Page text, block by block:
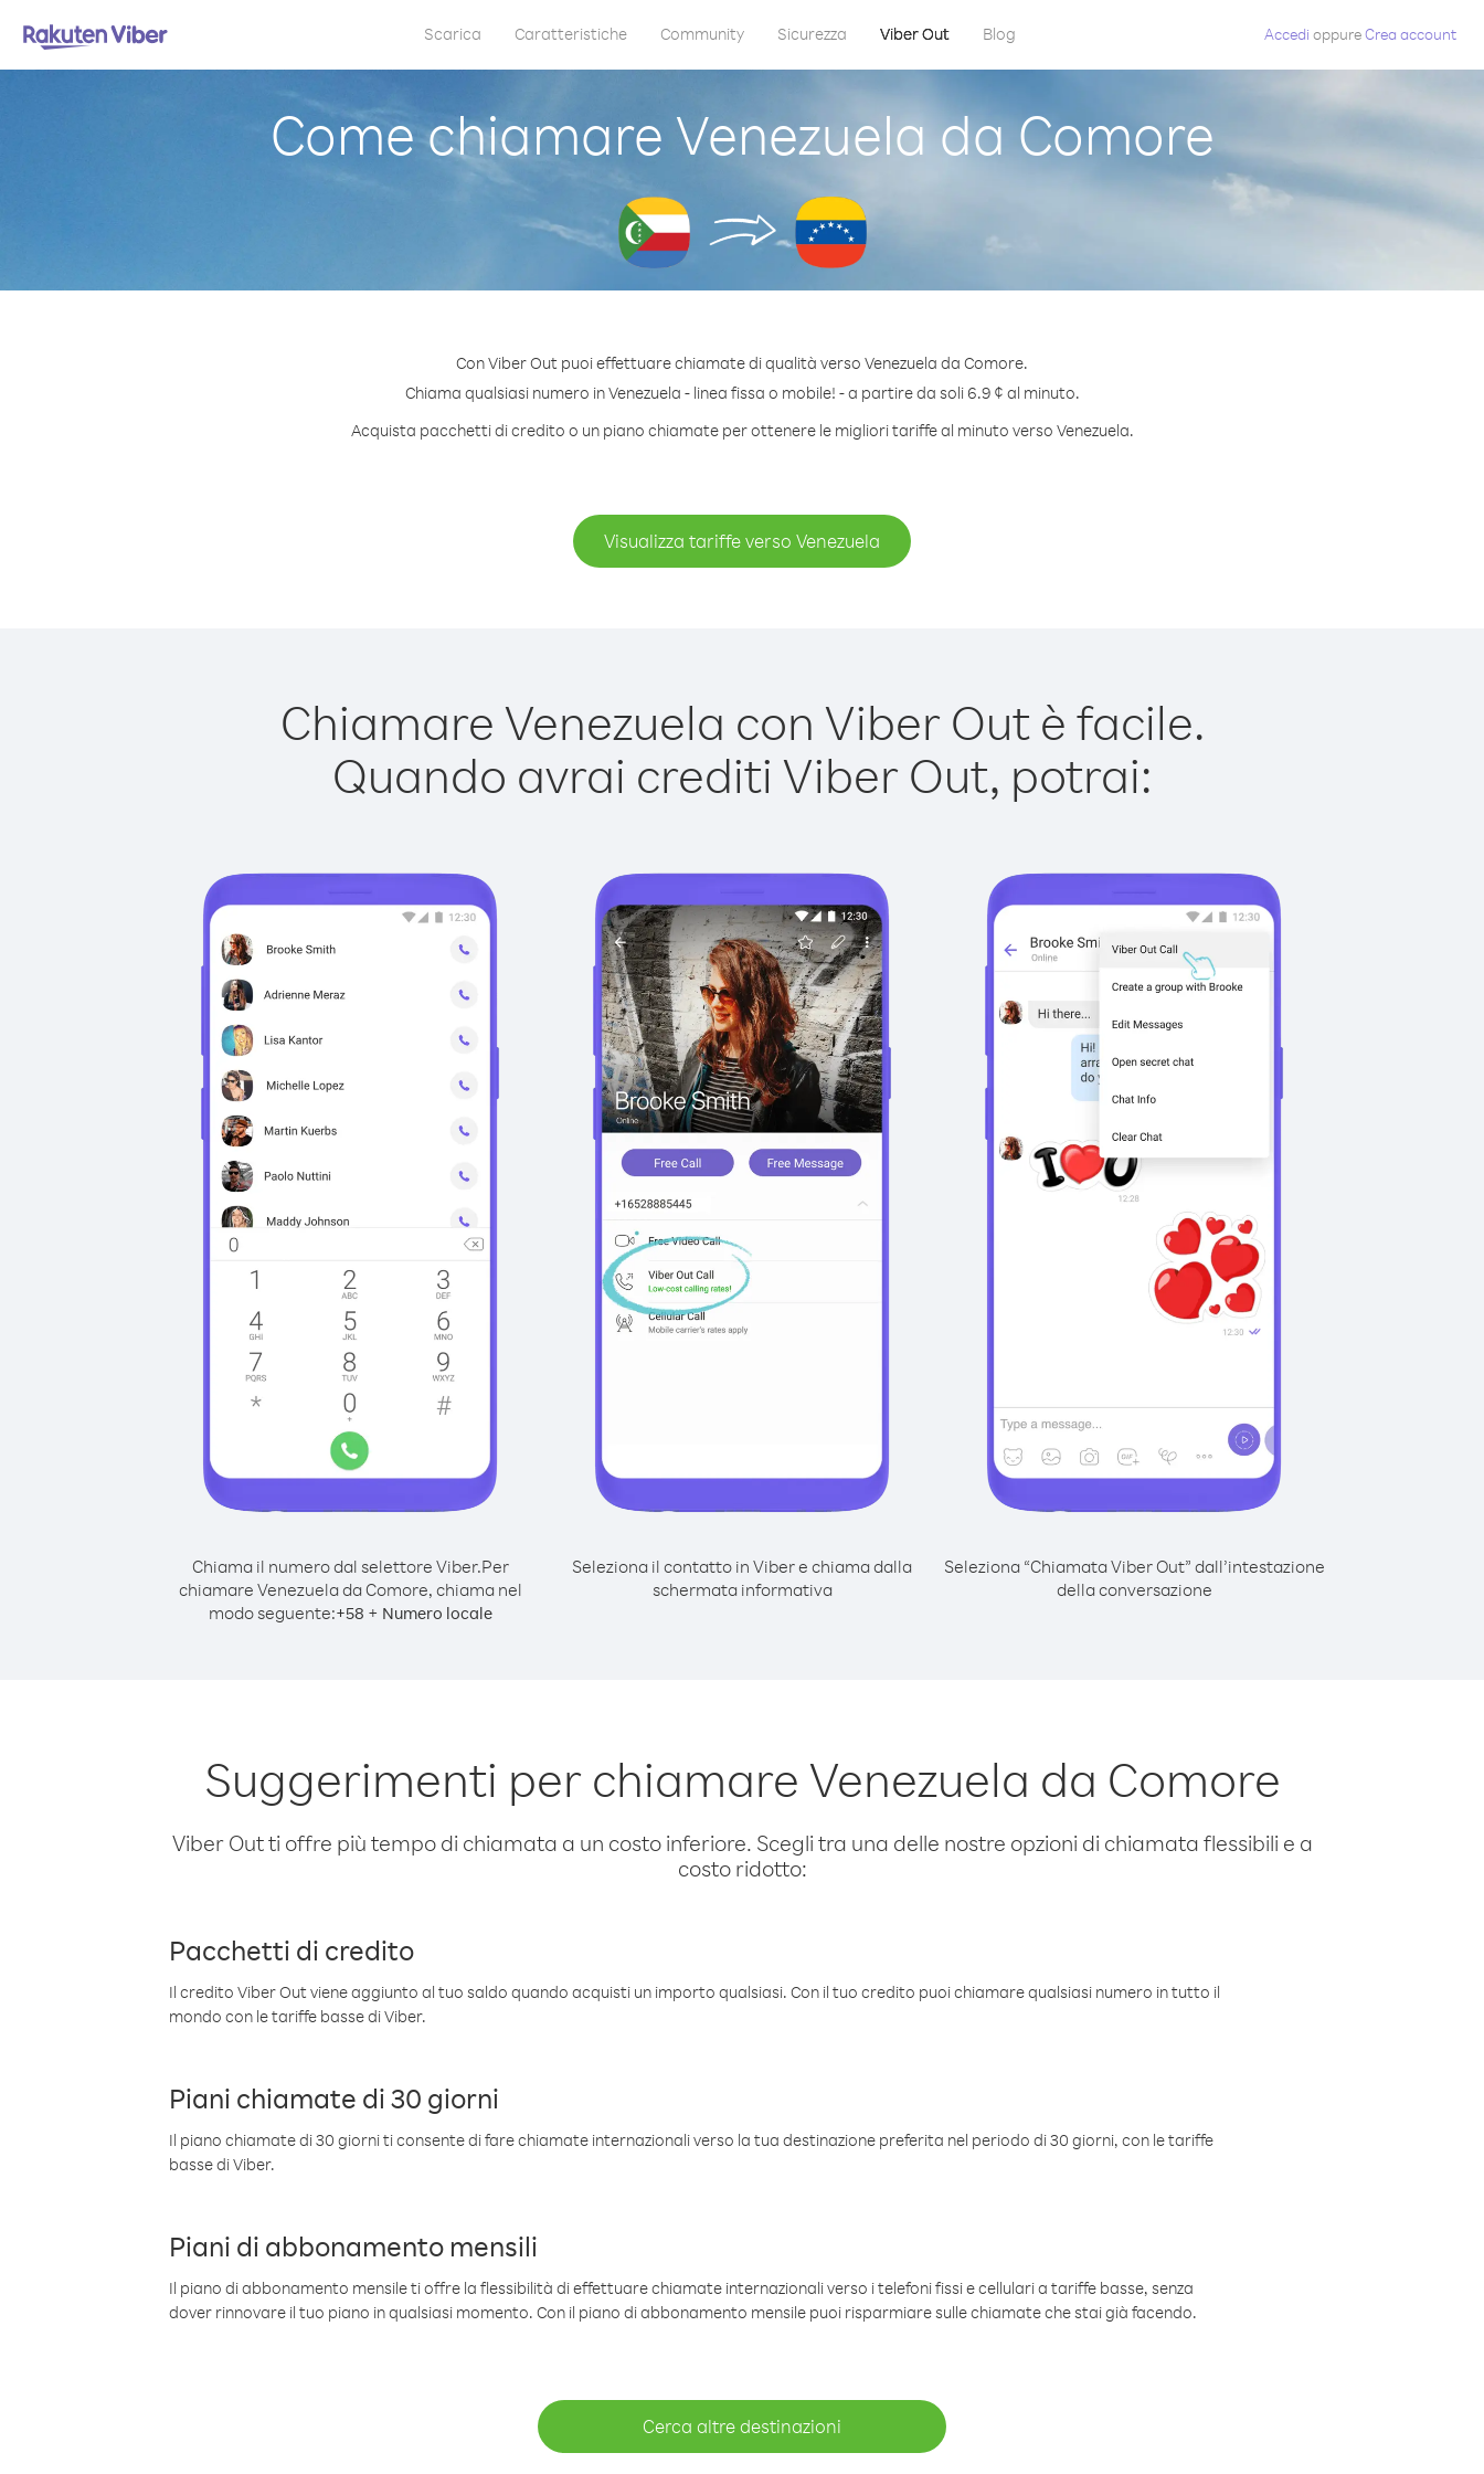
Scarica Caratteristiche Community Sicurezza Viber Out Blog Accedi oppureCrea account
Come chiamare Venezuela da Comore
Con Viber Out puoi effettuare chiamate di qualità verso Venezuela da Comore.
Chiama qualsiasi numero in Venezuela - linea fissa o mobile! - a partire da soli 6.9 ¢ al minuto.
Acquista pacchetti di credito o un piano chiamate per ottenere le migliori tariffe al minuto verso Venezuela.
Visualizza tariffe verso Venezuela
Chiamare Venezuela con Viber Out è facile.
Quando avrai crediti Viber Out, potrai:
Chiama il numero dal selettore Viber.Per
chiamare Venezuela da Comore, chiama nel
modo seguente:+58 + Numero locale
Seleziona il contatto in Viber e chiama dalla
schermata informativa
Seleziona “Chiamata Viber Out” dall’intestazione
della conversazione
Suggerimenti per chiamare Venezuela da Comore
Viber Out ti offre più tempo di chiamata a un costo inferiore. Scegli tra una delle nostre opzioni di chiamata flessibili e a
costo ridotto:
Pacchetti di credito
Il credito Viber Out viene aggiunto al tuo saldo quando acquisti un importo qualsiasi. Con il tuo credito puoi chiamare qualsiasi numero in tutto il
mondo con le tariffe basse di Viber.
Piani chiamate di 30 giorni
Il piano chiamate di 30 giorni ti consente di fare chiamate internazionali verso la tua destinazione preferita nel periodo di 30 giorni, con le tariffe
basse di Viber.
Piani di abbonamento mensili
Il piano di abbonamento mensile ti offre la flessibilità di effettuare chiamate internazionali verso i telefoni fissi e cellulari a tariffe basse, senza
dover rinnovare il tuo piano in qualsiasi momento. Con il piano di abbonamento mensile puoi risparmiare sulle chiamate che stai già facendo.
Cerca altre destinazioni